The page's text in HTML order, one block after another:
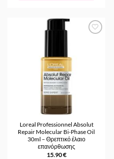
Loreal Professionnel Absolut
Repair Molecular Bi-Phase Oil
30ml – Θρεπτικό έλαιο
επανόρθωσης
15.90€